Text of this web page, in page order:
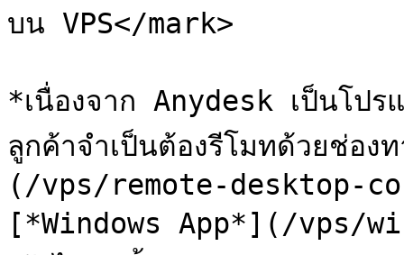
บน VPS</mark>
*เนื่องจาก Anydesk เป็นโป
ลูกค้าจำเป็นต้องรีโมทด้วยช่
(/vps/remote-desktop-
[*Windows App*](/vps/